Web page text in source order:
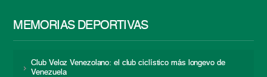
MEMORIAS DEPORTIVAS
Club Veloz Venezolano: el club ciclístico más longevo de
Venezuela